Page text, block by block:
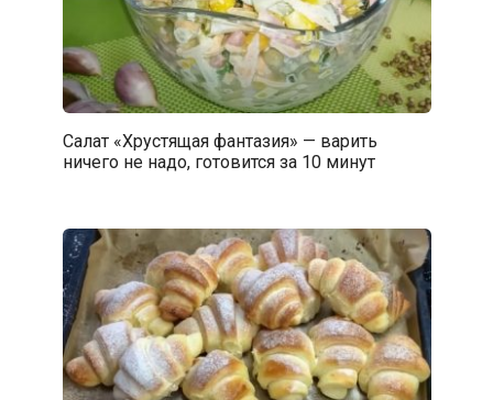
Салат «Хрустящая фантазия» — варить
ничего не надо, готовится за 10 минут